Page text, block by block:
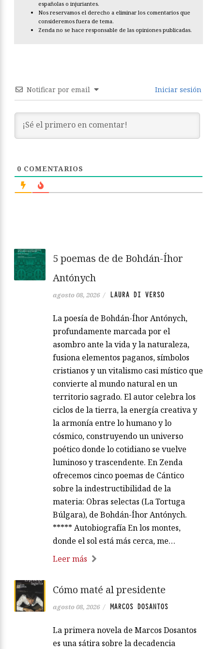
españolas o injuriantes.
Nos reservamos el derecho a eliminar los comentarios que
consideremos fuera de tema.
Zenda no se hace responsable de las opiniones publicadas.
Notificar por email Iniciar sesión
0 COMENTARIOS
5 poemas de de Bohdán-Íhor
Antónych
agosto 08, 2026 / LAURA DI VERSO
La poesía de Bohdán-Íhor Antónych,
profundamente marcada por el
asombro ante la vida y la naturaleza,
fusiona elementos paganos, símbolos
cristianos y un vitalismo casi místico que
convierte al mundo natural en un
territorio sagrado. El autor celebra los
ciclos de la tierra, la energía creativa y
la armonía entre lo humano y lo
cósmico, construyendo un universo
poético donde lo cotidiano se vuelve
luminoso y trascendente. En Zenda
ofrecemos cinco poemas de Cántico
sobre la indestructibilidad de la
materia: Obras selectas (La Tortuga
Búlgara), de Bohdán-Íhor Antónych.
***** Autobiografía En los montes,
donde el sol está más cerca, me…
Leer más
Cómo maté al presidente
agosto 08, 2026 / MARCOS DOSANTOS
La primera novela de Marcos Dosantos
es una sátira sobre la decadencia